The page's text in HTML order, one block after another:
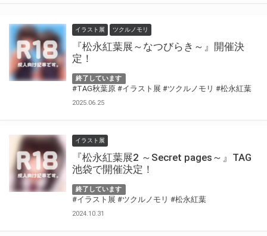
イラスト展 ツクルノモリ
『松永紅葉展～なつびらき～』開催決
定！
終了しています
#TAG秋葉原 #イラスト展 #ツクルノモリ #松永紅葉
2025.06.25
イラスト展
『松永紅葉展2 ～Secret pages～』TAG
池袋で開催決定！
終了しています
#イラスト展 #ツクルノモリ #松永紅葉
2024.10.31